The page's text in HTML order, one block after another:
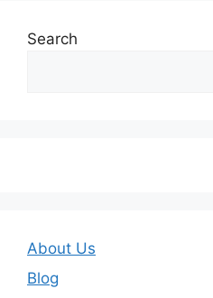
Search
About Us
Blog